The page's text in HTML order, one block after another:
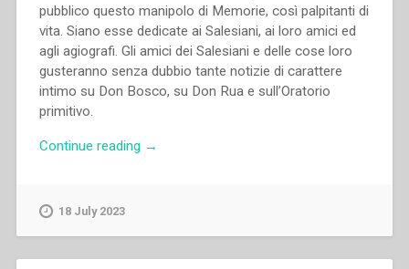
pubblico questo manipolo di Memorie, così palpitanti di
vita. Siano esse dedicate ai Salesiani, ai loro amici ed
agli agiografi. Gli amici dei Salesiani e delle cose loro
gusteranno senza dubbio tante notizie di carattere
intimo su Don Bosco, su Don Rua e sull’Oratorio
primitivo.
Continue reading “Giuseppe
→
18 July 2023